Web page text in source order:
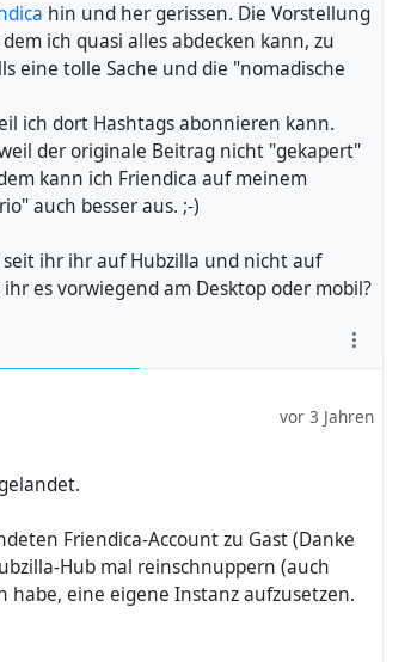
hin und her gerissen. Die Vorstellung
ich quasi alles abdecken kann, zu
eine tolle Sache und die "nomadische
ich dort Hashtags abonnieren kann.
der originale Beitrag nicht "gekapert"
kann ich Friendica auf meinem
auch besser aus. ;-)
ihr ihr auf Hubzilla und nicht auf
es vorwiegend am Desktop oder mobil?
vor 3 Jahren
Friendica-Account zu Gast (Danke
Hub mal reinschnuppern (auch
habe, eine eigene Instanz aufzusetzen.